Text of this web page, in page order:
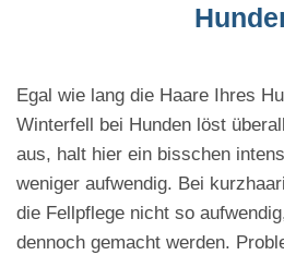
Egal wie lang die Haare Ihres
Winterfell bei Hunden löst
aus, halt hier ein bisschen
weniger aufwendig. Bei
die Fellpflege nicht so
dennoch gemacht werden.